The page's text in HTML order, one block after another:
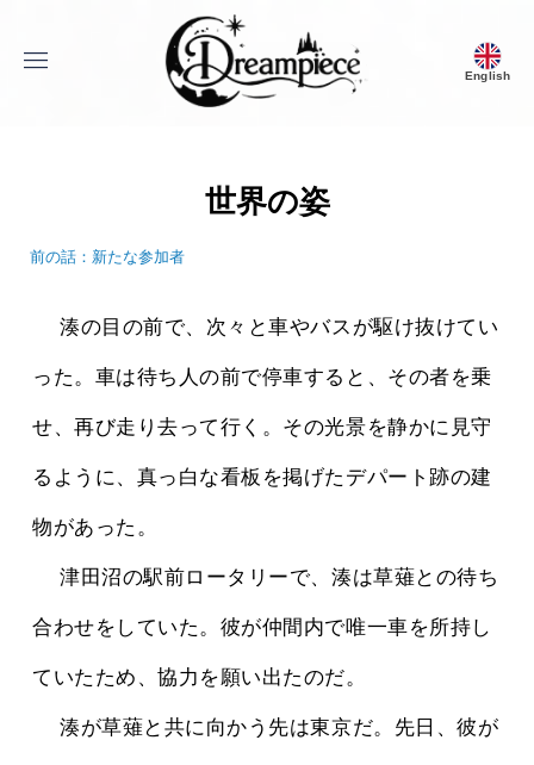
menu English
Dream Piece
世界の姿
前の話：新たな参加者
った。車は待ち人の前で停車すると、その者を乗
せ、再び走り去って行く。その光景を静かに見守
るように、真っ白な看板を掲げたデパート跡の建
物があった。
合わせをしていた。彼が仲間内で唯一車を所持し
ていたため、協力を願い出たのだ。